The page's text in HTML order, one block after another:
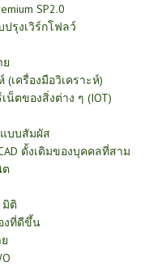
SP2.0
รุงเวิร์กโฟลว์
เครื่องมือวิเคราะห์)
ตของสิ่งต่าง ๆ (IOT)
บบสัมผัส
ดั้งเดิมของบุคคลที่สาม
มิติ
งที่ดีขึ้น